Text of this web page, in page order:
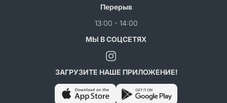
Перерыв
13:00 - 14:00
МЫ В СОЦСЕТЯХ
ЗАГРУЗИТЕ НАШЕ ПРИЛОЖЕНИЕ!